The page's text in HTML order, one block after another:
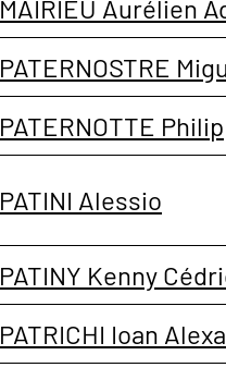
MAIRIEU Aurélien
PATERNOSTRE
PATERNOTTE
PATINI Alessio
PATINY Kenny
PATRICHI Ioan